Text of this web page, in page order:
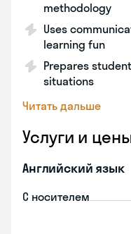
methodology
Uses
learning fun
Prepares
situations
Читать дальше
Услуги и
Английский язык
С носителем